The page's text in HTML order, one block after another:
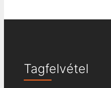
Tagfelvétel